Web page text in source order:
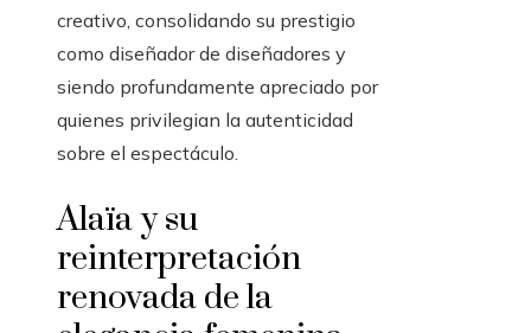
creativo, consolidando su prestigio
como diseñador de diseñadores y
siendo profundamente apreciado por
quienes privilegian la autenticidad
sobre el espectáculo.
Alaïa y su
reinterpretación
renovada de la